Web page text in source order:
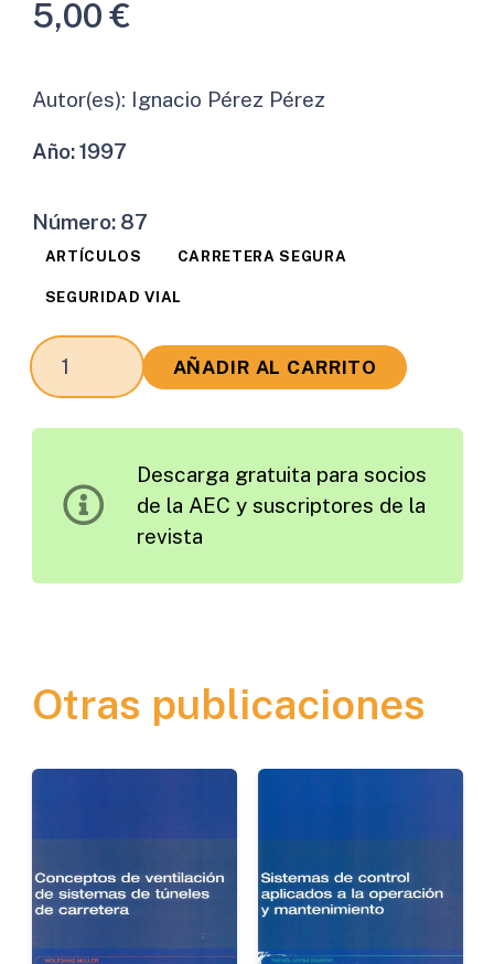
5,00€
Autor(es): Ignacio Pérez Pérez
Año:1997
Número: 87
ARTÍCULOS CARRETERA SEGURA
SEGURIDAD VIAL
Procedimiento
para
Efectividad
la
Seguridad
AÑADIR AL CARRITO
Descarga gratuita para socios
de la AEC y suscriptores de la
revista
Otras publicaciones